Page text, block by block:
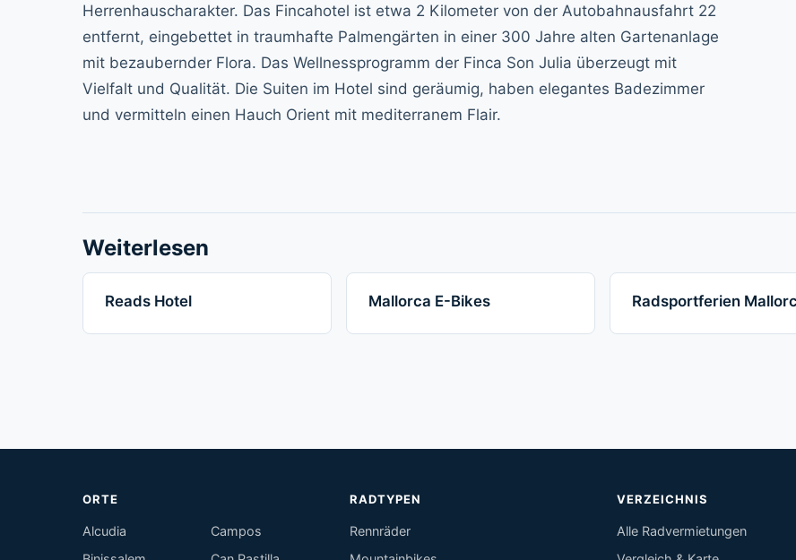
Herrenhauscharakter. Das Fincahotel ist etwa 2 Kilometer von der Autobahnausfahrt 22
entfernt, eingebettet in traumhafte Palmengärten in einer 300 Jahre alten Gartenanlage
mit bezaubernder Flora. Das Wellnessprogramm der Finca Son Julia überzeugt mit
Vielfalt und Qualität. Die Suiten im Hotel sind geräumig, haben elegantes Badezimmer
und vermitteln einen Hauch Orient mit mediterranem Flair.
Weiterlesen
Reads Hotel Mallorca E-Bikes Radsportferien
ORTE
Alcudia
Campos
RADTYPEN
Rennräder
VERZEICHNIS
Alle Radvermietungen